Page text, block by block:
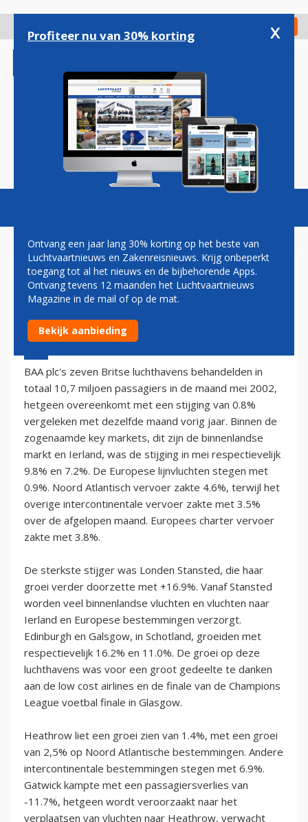
gaan
Check in
Magazine Podcasts Vacatures
LICHTE GROEI VOOR BRITSE
LUCHTHAVENS
13 mei 2002 - 2:00
BAA plc's zeven Britse luchthavens behandelden in
totaal 10,7 miljoen passagiers in de maand mei 2002,
hetgeen overeenkomt met een stijging van 0.8%
vergeleken met dezelfde maand vorig jaar. Binnen de
zogenaamde key markets, dit zijn de binnenlandse
markt en Ierland, was de stijging in mei respectievelijk
9.8% en 7.2%. De Europese lijnvluchten stegen met
0.9%. Noord Atlantisch vervoer zakte 4.6%, terwijl het
overige intercontinentale vervoer zakte met 3.5%
over de afgelopen maand. Europees charter vervoer
zakte met 3.8%.
De sterkste stijger was Londen Stansted, die haar
groei verder doorzette met +16.9%. Vanaf Stansted
worden veel binnenlandse vluchten en vluchten naar
Ierland en Europese bestemmingen verzorgt.
Edinburgh en Galsgow, in Schotland, groeiden met
respectievelijk 16.2% en 11.0%. De groei op deze
luchthavens was voor een groot gedeelte te danken
aan de low cost airlines en de finale van de Champions
League voetbal finale in Glasgow.
Heathrow liet een groei zien van 1.4%, met een groei
van 2,5% op Noord Atlantische bestemmingen. Andere
intercontinentale bestemmingen stegen met 6.9%.
Gatwick kampte met een passagiersverlies van
-11.7%, hetgeen wordt veroorzaakt naar het
verplaatsen van vluchten naar Heathrow, verwacht
Profiteer nu van 30% korting x
Ontvang een jaar lang 30% korting op het beste van
Luchtvaartnieuws en Zakenreisnieuws. Krijg onbeperkt
toegang tot al het nieuws en de bijbehorende Apps.
Ontvang tevens 12 maanden het Luchtvaartnieuws
Magazine in de mail of op de mat.
Bekijk aanbieding